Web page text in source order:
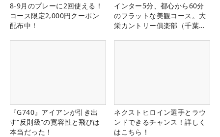
8-9月のプレーに2回使える！
コース限定2,000円クーポン
配布中！
インター5分、都心から60分
のフラットな美観コース。大
栄カントリー俱楽部（千葉
『G740』アイアンが引き出
す“反則級”の寛容性と飛びは
本当だった！
ネクストヒロイン選手とラウ
ンドできるチャンス！詳しく
はこちら！